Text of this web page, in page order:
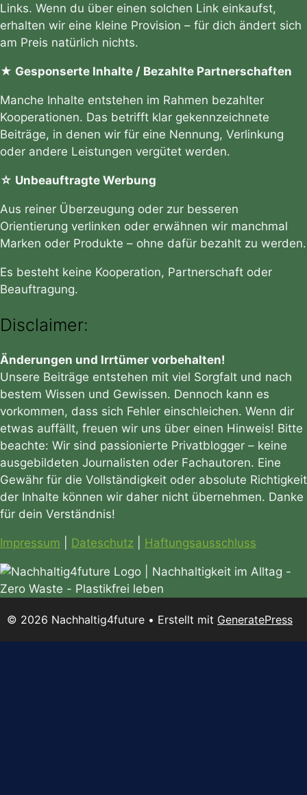
Links. Wenn du über einen solchen Link einkaufst,
erhalten wir eine kleine Provision – für dich ändert sich
am Preis natürlich nichts.
★ Gesponserte Inhalte / Bezahlte Partnerschaften
Manche Inhalte entstehen im Rahmen bezahlter
Kooperationen. Das betrifft klar gekennzeichnete
Beiträge, in denen wir für eine Nennung, Verlinkung
oder andere Leistungen vergütet werden.
☆ Unbeauftragte Werbung
Aus reiner Überzeugung oder zur besseren
Orientierung verlinken oder erwähnen wir manchmal
Marken oder Produkte – ohne dafür bezahlt zu werden.
Es besteht keine Kooperation, Partnerschaft oder
Beauftragung.
Disclaimer:
Änderungen und Irrtümer vorbehalten!
Unsere Beiträge entstehen mit viel Sorgfalt und nach
bestem Wissen und Gewissen. Dennoch kann es
vorkommen, dass sich Fehler einschleichen. Wenn dir
etwas auffällt, freuen wir uns über einen Hinweis! Bitte
beachte: Wir sind passionierte Privatblogger – keine
ausgebildeten Journalisten oder Fachautoren. Eine
Gewähr für die Vollständigkeit oder absolute Richtigkeit
der Inhalte können wir daher nicht übernehmen. Danke
für dein Verständnis!
Impressum Dateschutz Haftungsausschluss
© 2026 Nachhaltig4future • Erstellt mit GeneratePress